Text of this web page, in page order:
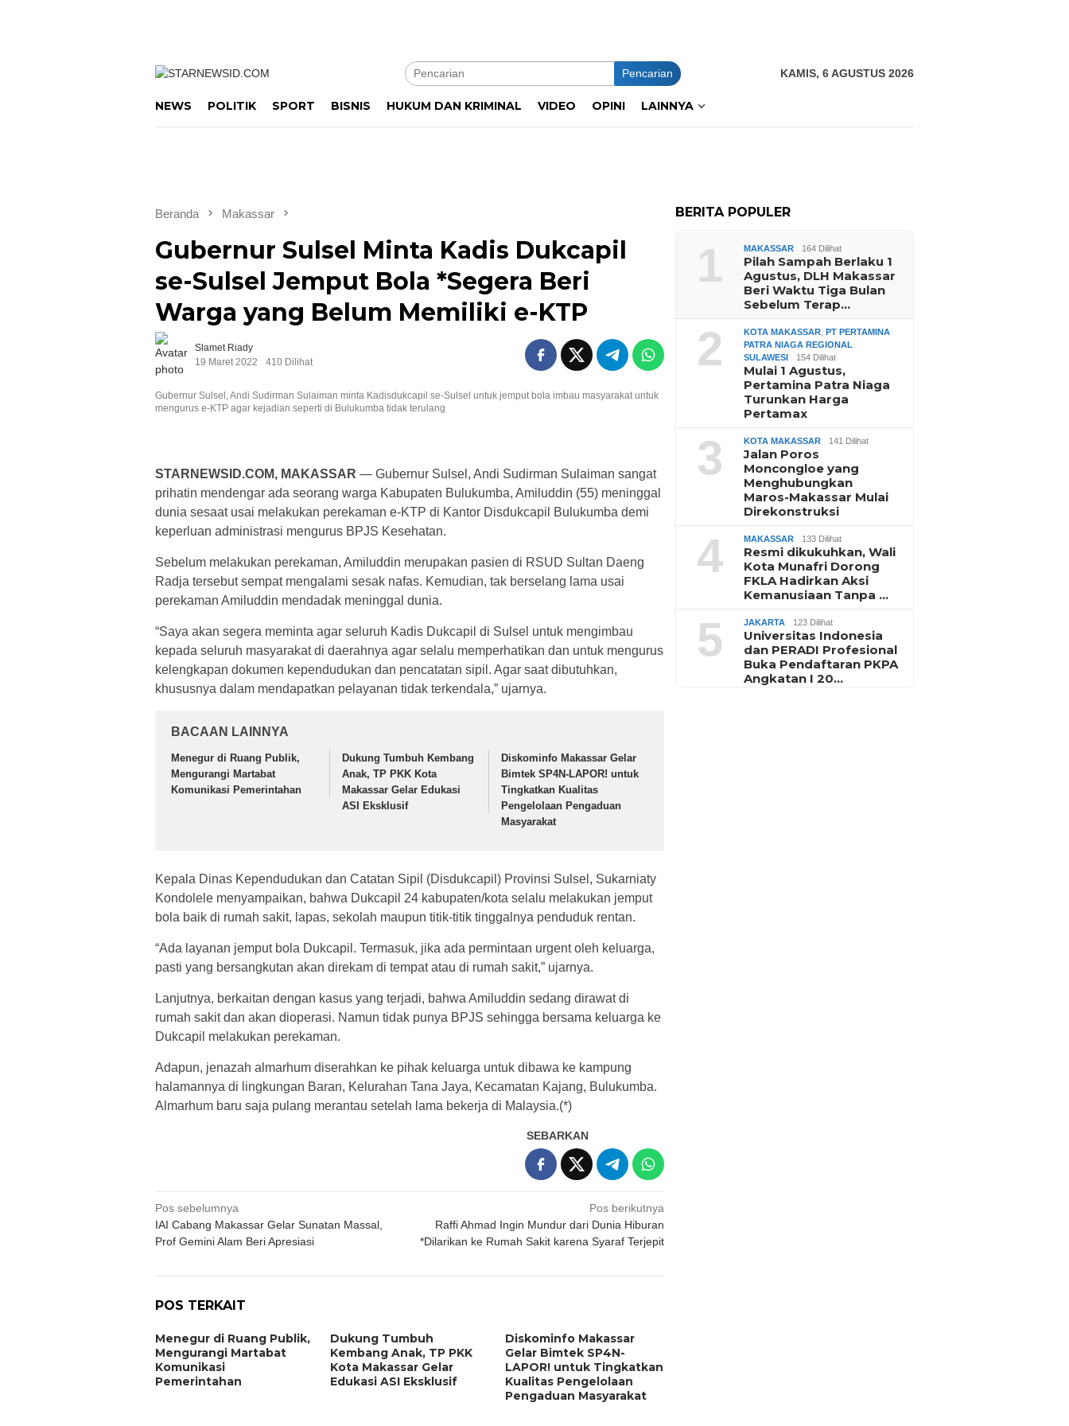
Pencarian KAMIS, 6 AGUSTUS 2026
NEWS POLITIK SPORT BISNIS HUKUM DAN KRIMINAL VIDEO OPINI LAINNYA
Beranda Makassar
Gubernur Sulsel Minta Kadis Dukcapil
se-Sulsel Jemput Bola *Segera Beri
Warga yang Belum Memiliki e-KTP
Slamet Riady
19 Maret 2022
410 Dilihat
Gubernur Sulsel, Andi Sudirman Sulaiman minta Kadisdukcapil se-Sulsel untuk jemput bola imbau masyarakat untuk
mengurus e-KTP agar kejadian seperti di Bulukumba tidak terulang
STARNEWSID.COM, MAKASSAR — Gubernur Sulsel, Andi Sudirman Sulaiman sangat
prihatin mendengar ada seorang warga Kabupaten Bulukumba, Amiluddin (55) meninggal
dunia sesaat usai melakukan perekaman e-KTP di Kantor Disdukcapil Bulukumba demi
keperluan administrasi mengurus BPJS Kesehatan.
Sebelum melakukan perekaman, Amiluddin merupakan pasien di RSUD Sultan Daeng
Radja tersebut sempat mengalami sesak nafas. Kemudian, tak berselang lama usai
perekaman Amiluddin mendadak meninggal dunia.
“Saya akan segera meminta agar seluruh Kadis Dukcapil di Sulsel untuk mengimbau
kepada seluruh masyarakat di daerahnya agar selalu memperhatikan dan untuk mengurus
kelengkapan dokumen kependudukan dan pencatatan sipil. Agar saat dibutuhkan,
khususnya dalam mendapatkan pelayanan tidak terkendala,” ujarnya.
BACAAN LAINNYA
Menegur di Ruang Publik,
Mengurangi Martabat
Komunikasi Pemerintahan
Dukung Tumbuh Kembang
Anak, TP PKK Kota
Makassar Gelar Edukasi
ASI Eksklusif
Diskominfo Makassar Gelar
Bimtek SP4N-LAPOR! untuk
Tingkatkan Kualitas
Pengelolaan Pengaduan
Masyarakat
Kepala Dinas Kependudukan dan Catatan Sipil (Disdukcapil) Provinsi Sulsel, Sukarniaty
Kondolele menyampaikan, bahwa Dukcapil 24 kabupaten/kota selalu melakukan jemput
bola baik di rumah sakit, lapas, sekolah maupun titik-titik tinggalnya penduduk rentan.
“Ada layanan jemput bola Dukcapil. Termasuk, jika ada permintaan urgent oleh keluarga,
pasti yang bersangkutan akan direkam di tempat atau di rumah sakit,” ujarnya.
Lanjutnya, berkaitan dengan kasus yang terjadi, bahwa Amiluddin sedang dirawat di
rumah sakit dan akan dioperasi. Namun tidak punya BPJS sehingga bersama keluarga ke
Dukcapil melakukan perekaman.
Adapun, jenazah almarhum diserahkan ke pihak keluarga untuk dibawa ke kampung
halamannya di lingkungan Baran, Kelurahan Tana Jaya, Kecamatan Kajang, Bulukumba.
Almarhum baru saja pulang merantau setelah lama bekerja di Malaysia.(*)
SEBARKAN
Navigasi
pos
Pos sebelumnya
IAI Cabang Makassar Gelar Sunatan Massal,
Prof Gemini Alam Beri Apresiasi
Pos berikutnya
Raffi Ahmad Ingin Mundur dari Dunia Hiburan
*Dilarikan ke Rumah Sakit karena Syaraf Terjepit
POS TERKAIT
Menegur di Ruang Publik,
Mengurangi Martabat
Komunikasi
Pemerintahan
Dukung Tumbuh
Kembang Anak, TP PKK
Kota Makassar Gelar
Edukasi ASI Eksklusif
Diskominfo Makassar
Gelar Bimtek SP4N-
LAPOR! untuk Tingkatkan
Kualitas Pengelolaan
Pengaduan Masyarakat
BERITA POPULER
1 MAKASSAR 164 Dilihat
Pilah Sampah Berlaku 1
Agustus, DLH Makassar
Beri Waktu Tiga Bulan
Sebelum Terap…
2 KOTA MAKASSAR ,PT PERTAMINA
PATRA NIAGA REGIONAL
SULAWESI
154 Dilihat
Mulai 1 Agustus,
Pertamina Patra Niaga
Turunkan Harga
Pertamax
3 KOTA MAKASSAR 141 Dilihat
Jalan Poros
Moncongloe yang
Menghubungkan
Maros-Makassar Mulai
Direkonstruksi
4 MAKASSAR 133 Dilihat
Resmi dikukuhkan, Wali
Kota Munafri Dorong
FKLA Hadirkan Aksi
Kemanusiaan Tanpa …
5 JAKARTA 123 Dilihat
Universitas Indonesia
dan PERADI Profesional
Buka Pendaftaran PKPA
Angkatan I 20…